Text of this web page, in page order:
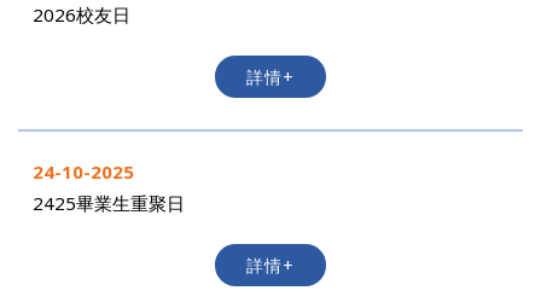
2026校友日
詳情+
24-10-2025
2425畢業生重聚日
詳情+